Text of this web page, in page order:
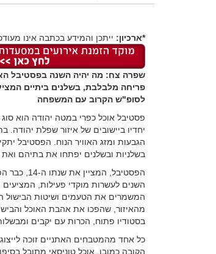
*ארכיון: ייתכן והמידע בכתבה אינו
פריחה מלבלבת, בשלנים ביתיים
לסופ"ש הקרוב עם המשפחה
פסטיבל אוכל כפרי במטה יהודה הוא
יחדיו ביישובים של איזור שפלת
בשלניות ובשלנים יפתחו את בתיהם ואת
השנים לעשרות מוקדי פעילות,
המשמרים את הטעמים ושיטות הבישול
מהאיזור, שהפכו את אהבת האוכל
בסטודיו פתוח, הכרות עם יקבים
כל אחד מהמטבחים האתניים זוכה
הקובה כמובן, אוכל טוניסאי מתובל